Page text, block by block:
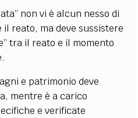
non vi è alcun nesso di
il reato, ma deve sussistere
tra il reato e il momento
e patrimonio deve
mentre è a carico
e verificate